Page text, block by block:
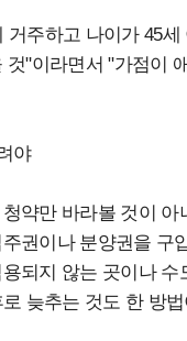
주하고 나이가 45
"이라면서 "가점이
야
약만 바라볼 것이
권이나 분양권을
되지 않는 곳이나
늦추는 것도 한 방